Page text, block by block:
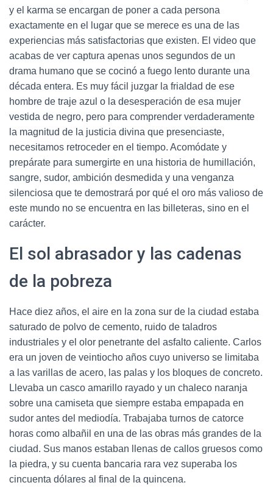
y el karma se encargan de poner a cada persona
exactamente en el lugar que se merece es una de las
experiencias más satisfactorias que existen. El video que
acabas de ver captura apenas unos segundos de un
drama humano que se cocinó a fuego lento durante una
década entera. Es muy fácil juzgar la frialdad de ese
hombre de traje azul o la desesperación de esa mujer
vestida de negro, pero para comprender verdaderamente
la magnitud de la justicia divina que presenciaste,
necesitamos retroceder en el tiempo. Acomódate y
prepárate para sumergirte en una historia de humillación,
sangre, sudor, ambición desmedida y una venganza
silenciosa que te demostrará por qué el oro más valioso de
este mundo no se encuentra en las billeteras, sino en el
carácter.
El sol abrasador y las cadenas
de la pobreza
Hace diez años, el aire en la zona sur de la ciudad estaba
saturado de polvo de cemento, ruido de taladros
industriales y el olor penetrante del asfalto caliente. Carlos
era un joven de veintiocho años cuyo universo se limitaba
a las varillas de acero, las palas y los bloques de concreto.
Llevaba un casco amarillo rayado y un chaleco naranja
sobre una camiseta que siempre estaba empapada en
sudor antes del mediodía. Trabajaba turnos de catorce
horas como albañil en una de las obras más grandes de la
ciudad. Sus manos estaban llenas de callos gruesos como
la piedra, y su cuenta bancaria rara vez superaba los
cincuenta dólares al final de la quincena.